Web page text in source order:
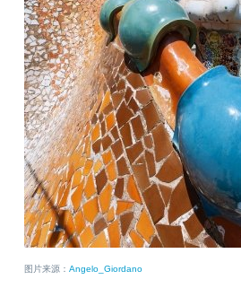
图片来源： Angelo_Giordano